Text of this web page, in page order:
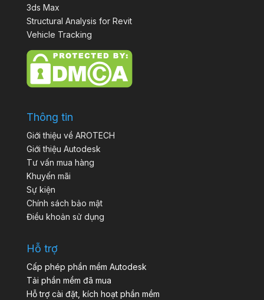
3ds Max
Structural Analysis for Revit
Vehicle Tracking
Thông tin
Giới thiệu về AROTECH
Giới thiệu Autodesk
Tư vấn mua hàng
Khuyến mãi
Sự kiện
Chính sách bảo mật
Điều khoản sử dụng
Hỗ trợ
Cấp phép phần mềm Autodesk
Tải phần mềm đã mua
Hỗ trợ cài đặt, kích hoạt phần mềm